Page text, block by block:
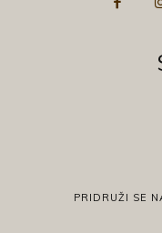
PRIDRUŽI SE